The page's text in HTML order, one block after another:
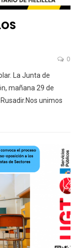
0
La Junta de
mañana 29 de
unimos